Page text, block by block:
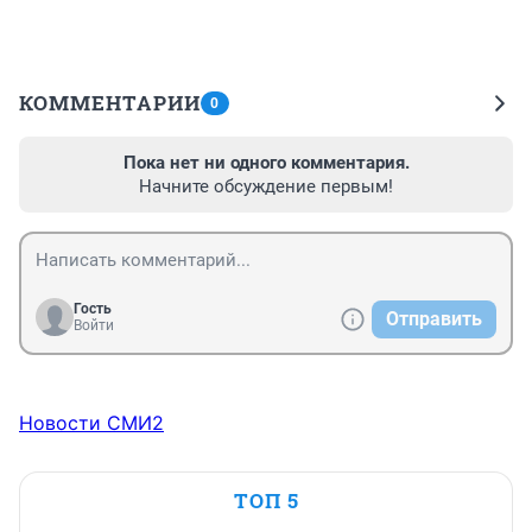
КОММЕНТАРИИ 0
Пока нет ни одного комментария.
Начните обсуждение первым!
Гость
Войти
Отправить
Новости СМИ2
ТОП 5